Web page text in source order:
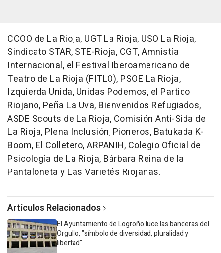
CCOO de La Rioja, UGT La Rioja, USO La Rioja,
Sindicato STAR, STE-Rioja, CGT, Amnistía
Internacional, el Festival Iberoamericano de
Teatro de La Rioja (FITLO), PSOE La Rioja,
Izquierda Unida, Unidas Podemos, el Partido
Riojano, Peña La Uva, Bienvenidos Refugiados,
ASDE Scouts de La Rioja, Comisión Anti-Sida de
La Rioja, Plena Inclusión, Pioneros, Batukada K-
Boom, El Colletero, ARPANIH, Colegio Oficial de
Psicología de La Rioja, Bárbara Reina de la
Pantaloneta y Las Varietés Riojanas.
Artículos Relacionados
El Ayuntamiento de Logroño luce las banderas del
Orgullo, "símbolo de diversidad, pluralidad y
libertad"